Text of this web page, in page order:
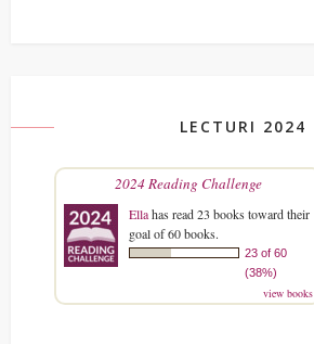
LECTURI 2024
2024 Reading Challenge
Ellahas read 23 books toward their
goal of 60 books.
23 of 60
(38%)
view books